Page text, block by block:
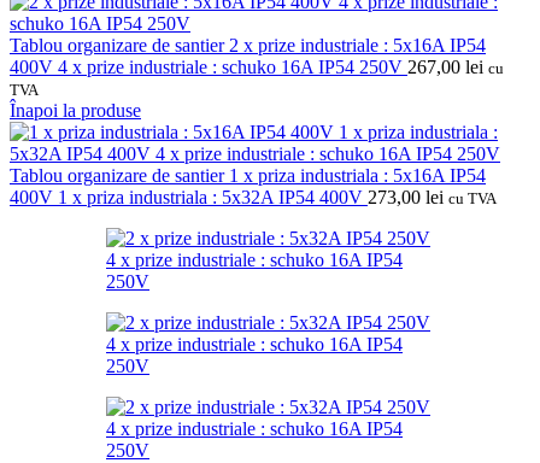
Tablou organizare de santier 2 x prize industriale : 5x16A IP54
400V 4 x prize industriale : schuko 16A IP54 250V 267,00 lei cu
TVA
Înapoi la produse
Tablou organizare de santier 1 x priza industriala : 5x16A IP54
400V 1 x priza industriala : 5x32A IP54 400V 273,00 lei cu TVA